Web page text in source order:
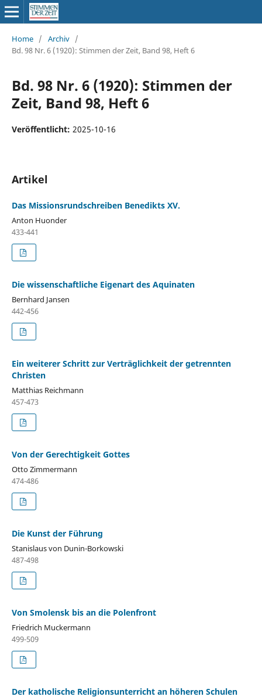
Home / Archiv /
Bd. 98 Nr. 6 (1920): Stimmen der Zeit, Band 98, Heft 6
Bd. 98 Nr. 6 (1920): Stimmen der
Zeit, Band 98, Heft 6
Veröffentlicht: 2025-10-16
Artikel
Das Missionsrundschreiben Benedikts XV.
Anton Huonder
433-441
Die wissenschaftliche Eigenart des Aquinaten
Bernhard Jansen
442-456
Ein weiterer Schritt zur Verträglichkeit der getrennten
Christen
Matthias Reichmann
457-473
Von der Gerechtigkeit Gottes
Otto Zimmermann
474-486
Die Kunst der Führung
Stanislaus von Dunin-Borkowski
487-498
Von Smolensk bis an die Polenfront
Friedrich Muckermann
499-509
Der katholische Religionsunterricht an höheren Schulen